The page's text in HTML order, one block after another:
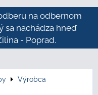
na odbernom
sa nachádza hneď
- Poprad.
Výrobca